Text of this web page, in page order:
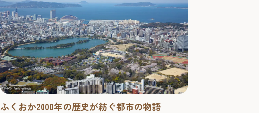
ふくおか2000年の歴史が紡ぐ都市の物語